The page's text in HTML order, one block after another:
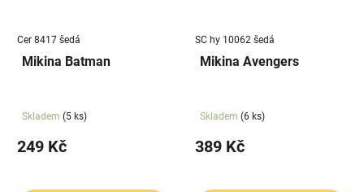
Cer 8417 šedá
Mikina Batman
Skladem (5 ks)
249 Kč
SC hy 10062 šedá
Mikina Avengers
Skladem (6 ks)
389 Kč